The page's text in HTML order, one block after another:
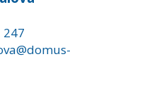
247